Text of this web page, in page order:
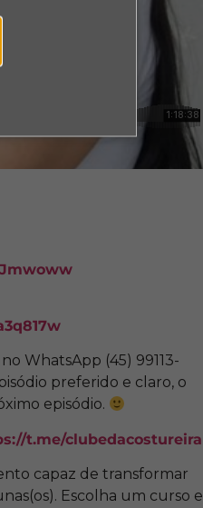
WhatsApp (45) 99113-
preferido e claro, o
episódio.
t.me/clubedacostureira
capaz de transformar
Escolha um curso e